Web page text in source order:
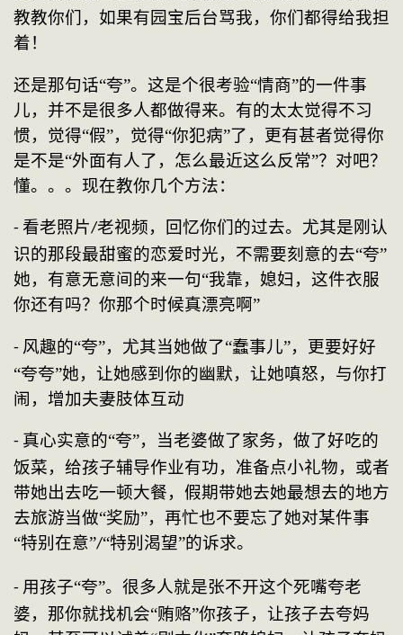
教教你们，如果有园宝后台骂我，你们都得给我担
着！
还是那句话“夸”。这是个很考验“情商”的一件事
儿，并不是很多人都做得来。有的太太觉得不习
惯，觉得“假”，觉得“你犯病”了，更有甚者觉得你
是不是“外面有人了，怎么最近这么反常”？对吧？
懂。。。现在教你几个方法：
- 看老照片/老视频，回忆你们的过去。尤其是刚认
识的那段最甜蜜的恋爱时光，不需要刻意的去“夸”
她，有意无意间的来一句“我靠，媳妇，这件衣服
你还有吗？你那个时候真漂亮啊”
- 风趣的“夸”，尤其当她做了“蠢事儿”，更要好好
“夸夸”她，让她感到你的幽默，让她嗔怒，与你打
闹，增加夫妻肢体互动
- 真心实意的“夸”，当老婆做了家务，做了好吃的
饭菜，给孩子辅导作业有功，准备点小礼物，或者
带她出去吃一顿大餐，假期带她去她最想去的地方
去旅游当做“奖励”，再忙也不要忘了她对某件事
“特别在意”/“特别渴望”的诉求。
- 用孩子“夸”。很多人就是张不开这个死嘴夸老
婆，那你就找机会“贿赂”你孩子，让孩子去夸妈